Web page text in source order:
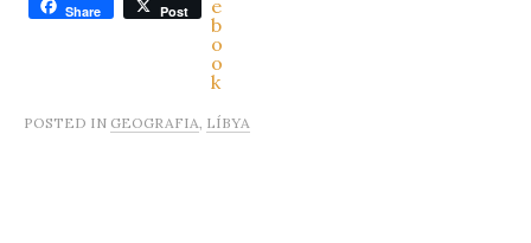
Share Post
POSTED IN GEOGRAFIA LÍBYA